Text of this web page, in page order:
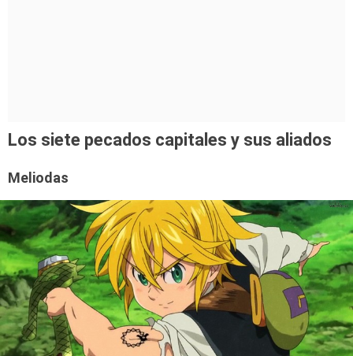
Los siete pecados capitales y sus aliados
Meliodas